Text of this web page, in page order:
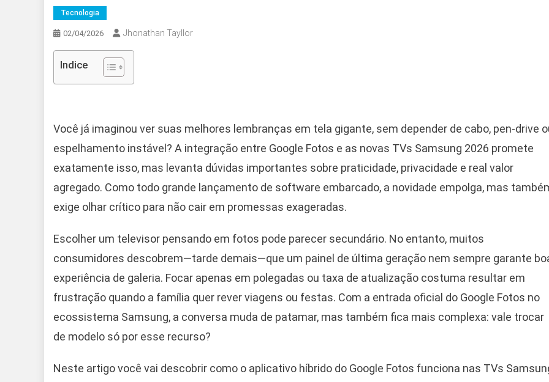
Tecnologia
02/04/2026 Jhonathan Tayllor
Indice
Você já imaginou ver suas melhores lembranças em tela gigante, sem depender de cabo, pen-drive
espelhamento instável? A integração entre Google Fotos e as novas TVs Samsung 2026 promete
exatamente isso, mas levanta dúvidas importantes sobre praticidade, privacidade e real valor
agregado. Como todo grande lançamento de software embarcado, a novidade empolga, mas
exige olhar crítico para não cair em promessas exageradas.
Escolher um televisor pensando em fotos pode parecer secundário. No entanto, muitos
consumidores descobrem—tarde demais—que um painel de última geração nem sempre garante
experiência de galeria. Focar apenas em polegadas ou taxa de atualização costuma resultar em
frustração quando a família quer rever viagens ou festas. Com a entrada oficial do Google Fotos no
ecossistema Samsung, a conversa muda de patamar, mas também fica mais complexa: vale trocar
de modelo só por esse recurso?
Neste artigo você vai descobrir como o aplicativo híbrido do Google Fotos funciona nas TVs